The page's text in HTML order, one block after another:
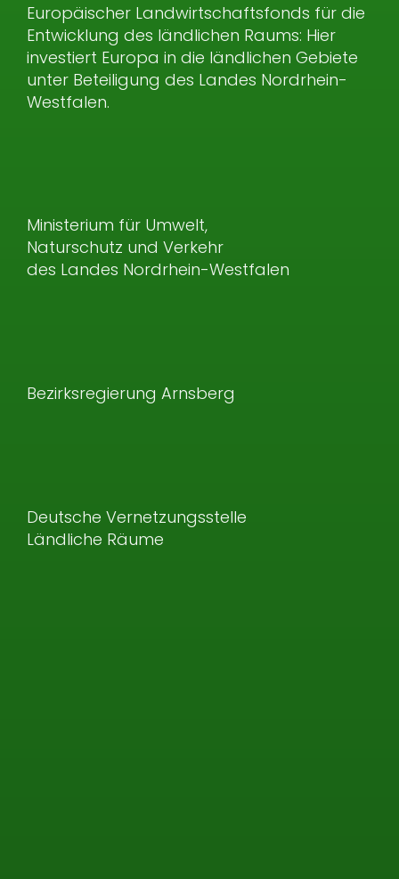
Europäischer Landwirtschaftsfonds für die
Entwicklung des ländlichen Raums: Hier
investiert Europa in die ländlichen Gebiete
unter Beteiligung des Landes Nordrhein-
Westfalen.
Ministerium für Umwelt,
Naturschutz und Verkehr
des Landes Nordrhein-Westfalen
Bezirksregierung Arnsberg
Deutsche Vernetzungsstelle
Ländliche Räume